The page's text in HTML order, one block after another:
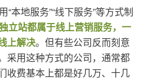
“本地服务”“线下服务”等方式制
立站都属于线上营销服务，一
上解决。但有些公司反而刻意
采用这种方式的公司，通常都
收费基本上都是好几万、十几